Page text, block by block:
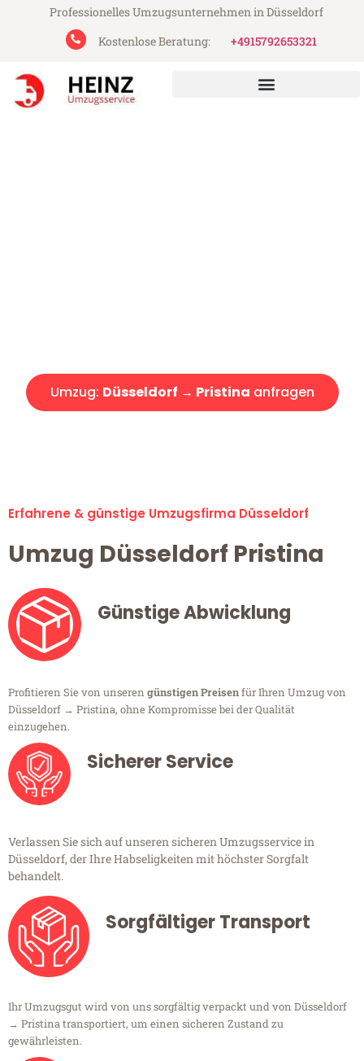
Professionelles Umzugsunternehmen in Düsseldorf
Kostenlose Beratung:
+4915792653321
Umzug: Düsseldorf → Pristina anfragen
Erfahrene & günstige Umzugsfirma Düsseldorf
Umzug Düsseldorf Pristina
Günstige Abwicklung
Profitieren Sie von unseren günstigen Preisenfür Ihren Umzug von
Düsseldorf → Pristina, ohne Kompromisse bei der Qualität
einzugehen.
Sicherer Service
Verlassen Sie sich auf unseren sicheren Umzugsservice in
Düsseldorf, der Ihre Habseligkeiten mit höchster Sorgfalt
behandelt.
Sorgfältiger Transport
Ihr Umzugsgut wird von uns sorgfältig verpackt und von Düsseldorf
→ Pristina transportiert, um einen sicheren Zustand zu
gewährleisten.